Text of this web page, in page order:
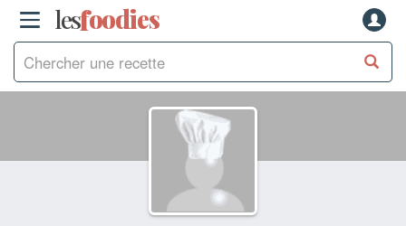
lesfoodies